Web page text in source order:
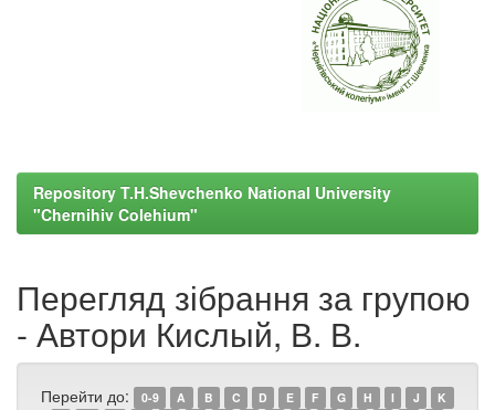
Repository T.H.Shevchenko National University
"Chernihiv Colehium"
Перегляд зібрання за групою
- Автори Кислый, В. В.
Перейти до: 0-9 A B C D E F G H I J
K